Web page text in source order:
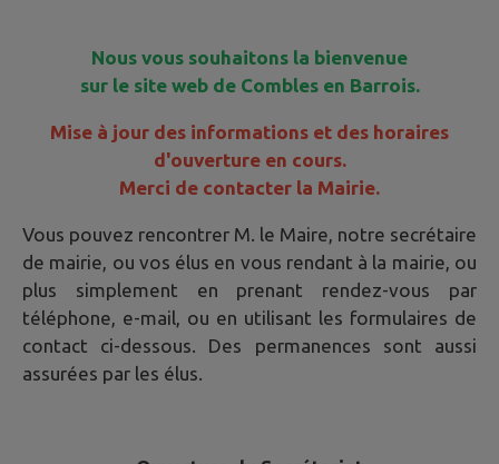
Nous vous souhaitons la bienvenue
sur le site web de Combles en Barrois.
Mise à jour des informations et des horaires
d'ouverture en cours.
Merci de contacter la Mairie.
Vous pouvez rencontrer M. le Maire, notre secrétaire
de mairie, ou vos élus en vous rendant à la mairie, ou
plus simplement en prenant rendez-vous par
téléphone, e-mail, ou en utilisant les formulaires de
contact ci-dessous. Des permanences sont aussi
assurées par les élus.